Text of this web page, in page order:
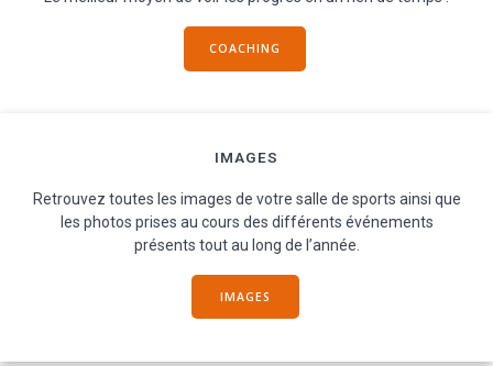
COACHING
IMAGES
Retrouvez toutes les images de votre salle de sports ainsi que
les photos prises au cours des différents événements
présents tout au long de l’année.
IMAGES